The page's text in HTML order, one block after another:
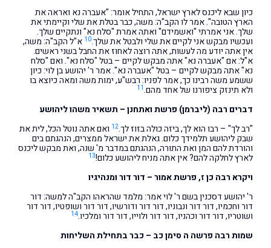
כיון שבא ליכנס לארץ ישראל, התחיל אומר: "אעברה נא ואראה את
הארץ הטובה". אמר לו הקב"ה: משה, כבר בטלת את שלי וקיימתי את
שלך. אני אמרתי "ואשמידם" ואתה אמרת "סלח נא" ונתקיים שלך.
ועכשיו מבקש אני לקיים את שלי ולבטל את שלך.10 א"ל הקב"ה: משה,
אין אתה יודע מה לעשות, אתה רוצה לאחוז את החבל בשני ראשים.
א"ל: אם "אעברה נא" אתה מבקש לקיים – בטל "סלח נא". ואם "סלח
נא" אתה מבקש לקיים – בטל "אעברה נא". אמר ר' יהושע בן לוי: כיון
ששמע משה רבינו כך, אמר לפניו: רבש"ע, ימות משה ומאה כיוצא בו
ולא תינזק ציפורנו של אחד מהם.11
דברים רבה (ליברמן) פרשת ואתחנן – תשאיר משהו ליהושע
"רב לך" – רבו הוא לך, ביזה כולה בזוז לך.12 ואם אתה נוטל הכל, לית את
שבק ליהושע תלמידך כלום. גאלת את ישראל ממצרים, הנהגתם בים
והורדת להם המן ואת התורה, הנהגתם במדבר מ' שנה, ואת מבקש ליכנס
לארץ לחלקה להם? אין אתה מניח ליהושע כלום!13
ויקרא רבה כן ז, פרשת אמור – דור דור ומנהיגיו
ר' יהושע דסכנין בשם ר' לוי אמר: מלמד שהראהו הקב"ה למשה: דור
דור וחכמיו, דור דור ונבוניו, דור דור ודורשיו, דור דור ושופטיו, דור דור
ושוטריו, דור דור וכהניו, דור דור ולוייו, דור דור ומלכיו.14
שמות רבה פרשה ה סימן כב – כבר בתחילת השליחות